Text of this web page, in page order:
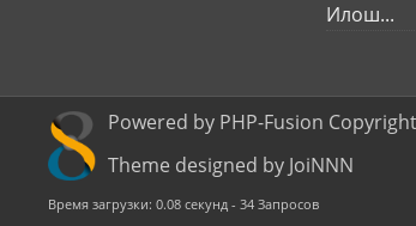
Илош...
Powered by PHP-Fusion
Theme designed by JoiNNN
Время загрузки: 0.08 секунд - 34 Запросов